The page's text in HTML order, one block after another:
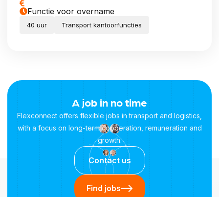
Functie voor overname
40 uur Transport kantoorfuncties
A job in no time
Flexconnect offers flexible jobs in transport and logistics,
with a focus on long-term cooperation, remuneration and
growth.
Contact us
Find jobs